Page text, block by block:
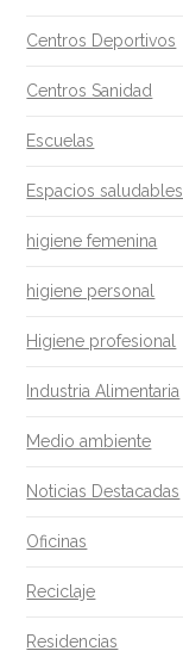
Centros Deportivos
Centros Sanidad
Escuelas
Espacios saludables
higiene femenina
higiene personal
Higiene profesional
Industria Alimentaria
Medio ambiente
Noticias Destacadas
Oficinas
Reciclaje
Residencias